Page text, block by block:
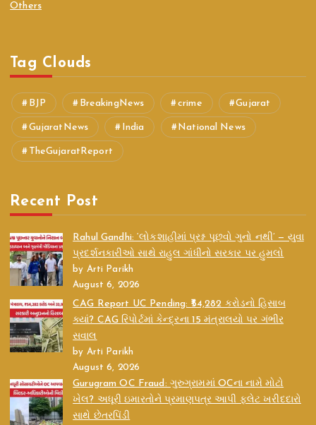
Others
Tag Clouds
BJP BreakingNews crime Gujarat
GujaratNews India National News
TheGujaratReport
Recent Post
Rahul Gandhi: ‘લોકશાહીમાં પ્રશ્ન પૂછવો ગુનો નથી’ — યુવા
પ્રદર્શનકારીઓ સાથે રાહુલ ગાંધીનો સરકાર પર હુમલો
by Arti Parikh
August 6, 2026
CAG Report UC Pending: ₹54,282 કરોડનો હિસાબ
ક્યાં? CAG રિપોર્ટમાં કેન્દ્રના 15 મંત્રાલયો પર ગંભીર
સવાલ
by Arti Parikh
August 6, 2026
Gurugram OC Fraud: ગુરુગ્રામમાં OCના નામે મોટો
ખેલ? અધૂરી ઇમારતોને પ્રમાણપત્ર આપી ફ્લેટ ખરીદદારો
સાથે છેતરપિંડી